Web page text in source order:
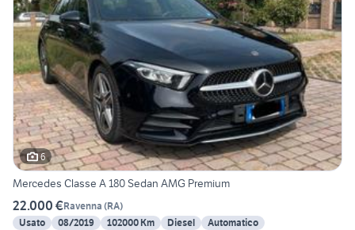
6
Mercedes Classe A 180 Sedan AMG Premium
22.000 €Ravenna (RA)
Usato
08/2019 102000 Km Diesel
Automatico